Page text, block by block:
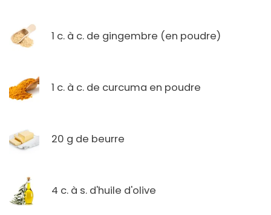
1 c. à c. de gingembre (en poudre)
1 c. à c. de curcuma en poudre
20 g de beurre
4 c. à s. d'huile d'olive